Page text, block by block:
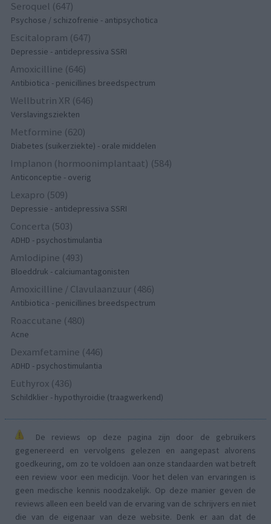
Seroquel (647)
Psychose / schizofrenie - antipsychotica
Escitalopram (647)
Depressie - antidepressiva SSRI
Amoxicilline (646)
Antibiotica - penicillines breedspectrum
Wellbutrin XR (646)
Verslavingsziekten
Metformine (620)
Diabetes (suikerziekte) - orale middelen
Implanon (hormoonimplantaat) (584)
Anticonceptie - overig
Lexapro (509)
Depressie - antidepressiva SSRI
Concerta (503)
ADHD - psychostimulantia
Amlodipine (493)
Bloeddruk - calciumantagonisten
Amoxicilline / Clavulaanzuur (486)
Antibiotica - penicillines breedspectrum
Roaccutane (480)
Acne
Dexamfetamine (446)
ADHD - psychostimulantia
Euthyrox (436)
Schildklier - hypothyroidie (traagwerkend)
De reviews op deze pagina zijn door de gebruikers
gegenereerd en vervolgens gelezen en aangepast alvorens
goedkeuring, om zo te voldoen aan onze standaarden wat betreft
een review voor een medicijn. Voor het delen van ervaringen is
geen medische kennis noodzakelijk. Op deze manier geven de
reviews alleen een beeld van de ervaring van de schrijvers en niet
die van de eigenaar van deze website. Denk er aan dat de